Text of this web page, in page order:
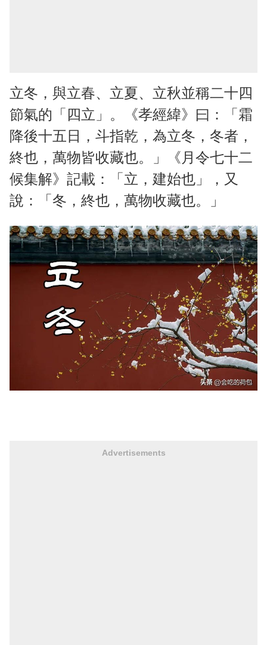
立冬，與立春、立夏、立秋並稱二十四
節氣的「四立」。《孝經緯》曰：「霜
降後十五日，斗指乾，為立冬，冬者，
終也，萬物皆收藏也。」《月令七十二
候集解》記載：「立，建始也」，又
說：「冬，終也，萬物收藏也。」
Advertisements